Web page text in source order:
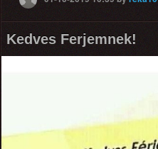
Kedves Ferjemnek!